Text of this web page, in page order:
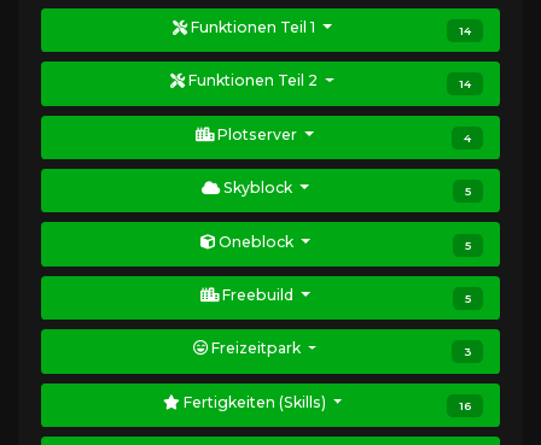
Funktionen Teil 1 14
Funktionen Teil 2 14
Plotserver 4
Skyblock 5
Oneblock 5
Freebuild 5
Freizeitpark 3
Fertigkeiten (Skills) 16